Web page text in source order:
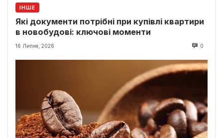
ІНШЕ
Які документи потрібні при купівлі квартири
в новобудові: ключові моменти
16 Липня, 2026 0